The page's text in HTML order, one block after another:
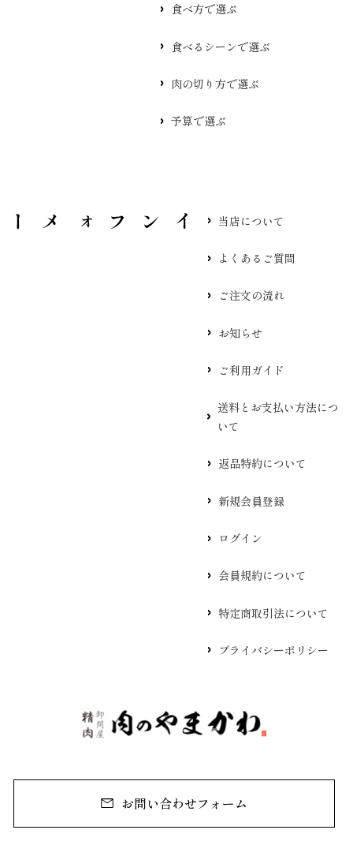
お問い合わせフォーム
食べ方で選ぶ
食べるシーンで選ぶ
肉の切り方で選ぶ
予算で選ぶ
当店について
よくあるご質問
ご注文の流れ
お知らせ
ご利用ガイド
送料とお支払い方法につ
いて
返品特約について
新規会員登録
ログイン
会員規約について
特定商取引法について
プライバシーポリシー